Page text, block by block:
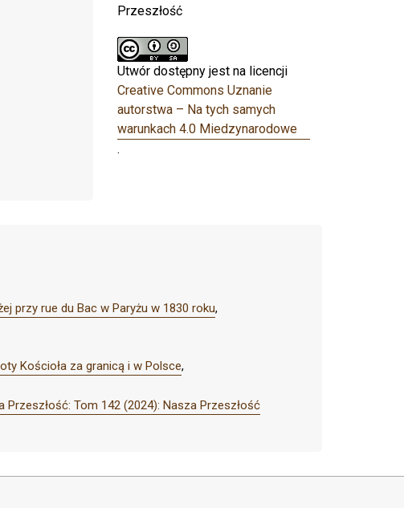
Przeszłość
Utwór dostępny jest na licencji
Creative Commons Uznanie
autorstwa – Na tych samych
warunkach 4.0 Miedzynarodowe
.
przy rue du Bac w Paryżu w 1830 roku,
Kościoła za granicą i w Polsce,
Przeszłość: Tom 142 (2024): Nasza Przeszłość